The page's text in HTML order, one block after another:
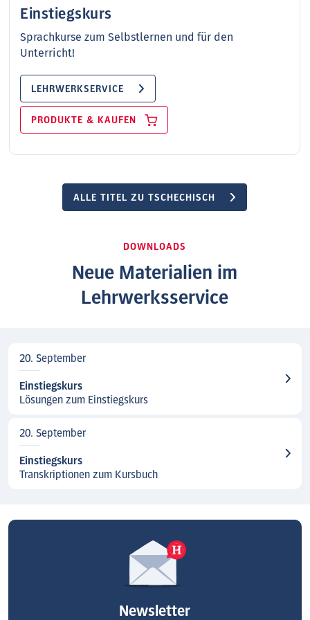
Einstiegskurs
Sprachkurse zum Selbstlernen und für den
Unterricht!
LEHRWERKSERVICE
PRODUKTE & KAUFEN
ALLE TITEL ZU TSCHECHISCH
DOWNLOADS
Neue Materialien im
Lehrwerksservice
20. September
Einstiegskurs
Lösungen zum Einstiegskurs
20. September
Einstiegskurs
Transkriptionen zum Kursbuch
Newsletter